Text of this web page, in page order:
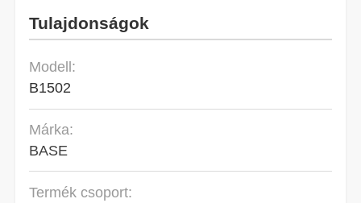
Tulajdonságok
Modell:
B1502
Márka:
BASE
Termék csoport: